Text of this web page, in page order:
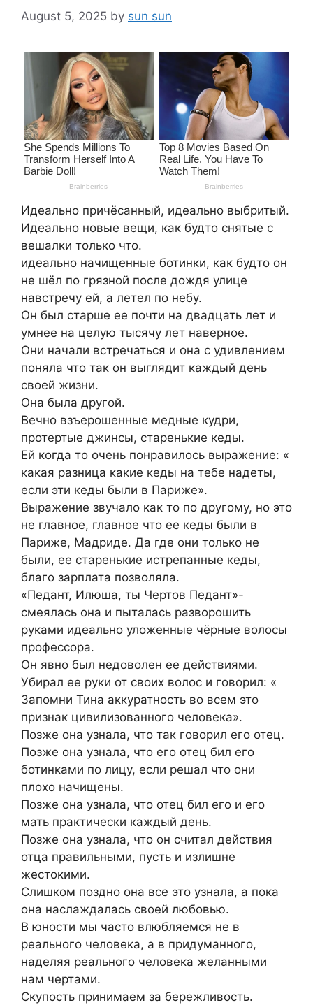
August 5, 2025 by sun sun
Идеально причёсанный, идеально выбритый.
Идеально новые вещи, как будто снятые с
вешалки только что.
идеально начищенные ботинки, как будто он
не шёл по грязной после дождя улице
навстречу ей, а летел по небу.
Он был старше ее почти на двадцать лет и
умнее на целую тысячу лет наверное.
Они начали встречаться и она с удивлением
поняла что так он выглядит каждый день
своей жизни.
Она была другой.
Вечно взъерошенные медные кудри,
протертые джинсы, старенькие кеды.
Ей когда то очень понравилось выражение: «
какая разница какие кеды на тебе надеты,
если эти кеды были в Париже».
Выражение звучало как то по другому, но это
не главное, главное что ее кеды были в
Париже, Мадриде. Да где они только не
были, ее старенькие истрепанные кеды,
благо зарплата позволяла.
«Педант, Илюша, ты Чертов Педант»-
смеялась она и пыталась разворошить
руками идеально уложенные чёрные волосы
профессора.
Он явно был недоволен ее действиями.
Убирал ее руки от своих волос и говорил: «
Запомни Тина аккуратность во всем это
признак цивилизованного человека».
Позже она узнала, что так говорил его отец.
Позже она узнала, что его отец бил его
ботинками по лицу, если решал что они
плохо начищены.
Позже она узнала, что отец бил его и его
мать практически каждый день.
Позже она узнала, что он считал действия
отца правильными, пусть и излишне
жестокими.
Слишком поздно она все это узнала, а пока
она наслаждалась своей любовью.
В юности мы часто влюбляемся не в
реального человека, а в придуманного,
наделяя реального человека желанными
нам чертами.
Скупость принимаем за бережливость.